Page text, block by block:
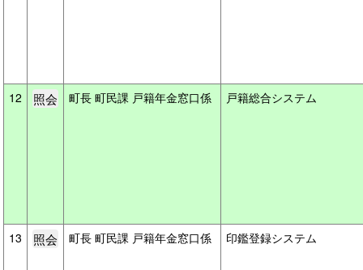
12 町長 町民課 戸籍年金窓口係 戸籍総合システム
13 町長 町民課 戸籍年金窓口係 印鑑登録システム